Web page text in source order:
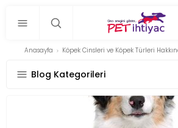
Anasayfa Köpek Cinsleri ve Köpek Türleri
Blog Kategorileri